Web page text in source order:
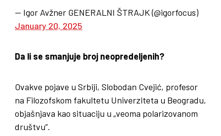
— Igor Avžner GENERALNI ŠTRAJK (@igorfocus)
January 20, 2025
Da li se smanjuje broj neopredeljenih?
Ovakve pojave u Srbiji, Slobodan Cvejić, profesor
na Filozofskom fakultetu Univerziteta u Beogradu,
objašnjava kao situaciju u „veoma polarizovanom
društvu”.